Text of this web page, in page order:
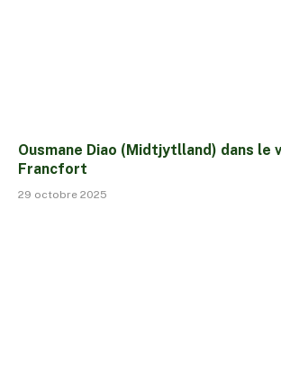
Ousmane Diao (Midtjytlland) dans le
Francfort
29 octobre 2025